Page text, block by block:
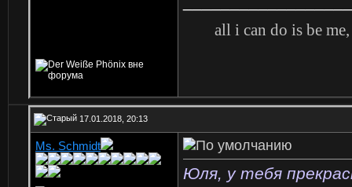
all i can do is be
17.01.2018, 20:13
Ms. Schmidt
Юля, у тебя